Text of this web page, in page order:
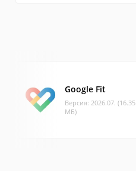
Google Fit
Версия: 2026.07. (16.35
МБ)